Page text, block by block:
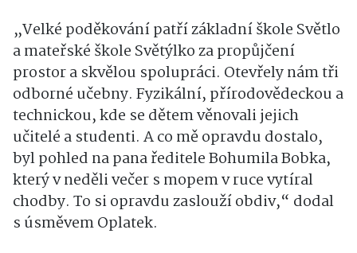
„Velké poděkování patří základní škole Světlo
a mateřské škole Světýlko za propůjčení
prostor a skvělou spolupráci. Otevřely nám tři
odborné učebny. Fyzikální, přírodovědeckou a
technickou, kde se dětem věnovali jejich
učitelé a studenti. A co mě opravdu dostalo,
byl pohled na pana ředitele Bohumila Bobka,
který v neděli večer s mopem v ruce vytíral
chodby. To si opravdu zaslouží obdiv,“ dodal
s úsměvem Oplatek.